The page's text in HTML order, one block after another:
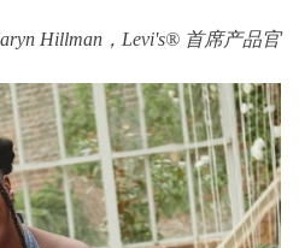
Hillman，Levi's® 首席产品官